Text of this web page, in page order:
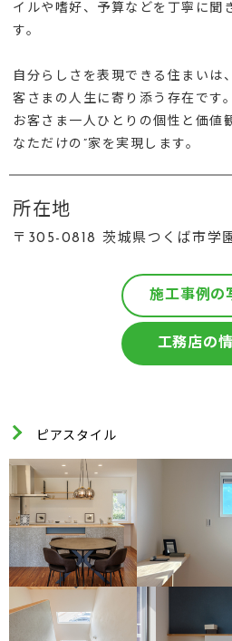
イルや嗜好、予算などを丁寧に聞
す。
自分らしさを表現できる住まいは
客さまの人生に寄り添う存在です
お客さま一人ひとりの個性と価値
なただけの”家を実現します。
所在地
〒305-0818 茨城県つくば市学
施工事例の
工務店の
ピアスタイル